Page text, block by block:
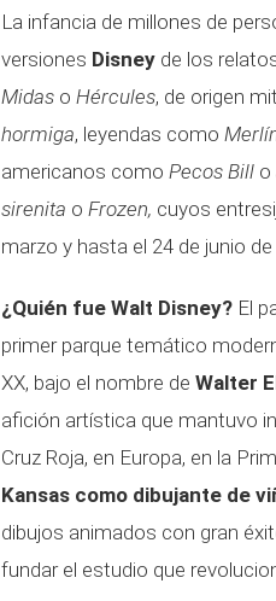
La infancia de millones de
versiones Disney de los
Midas o Hércules, de origen
hormiga, leyendas como
americanos como Pecos Bill o
sirenita o Frozen, cuyos
marzo y hasta el 24 de junio
¿Quién fue Walt Disney? El
primer parque temático
XX, bajo el nombre de Walter
afición artística que mantuvo
Cruz Roja, en Europa, en la
Kansas como dibujante de
dibujos animados con gran
fundar el estudio que